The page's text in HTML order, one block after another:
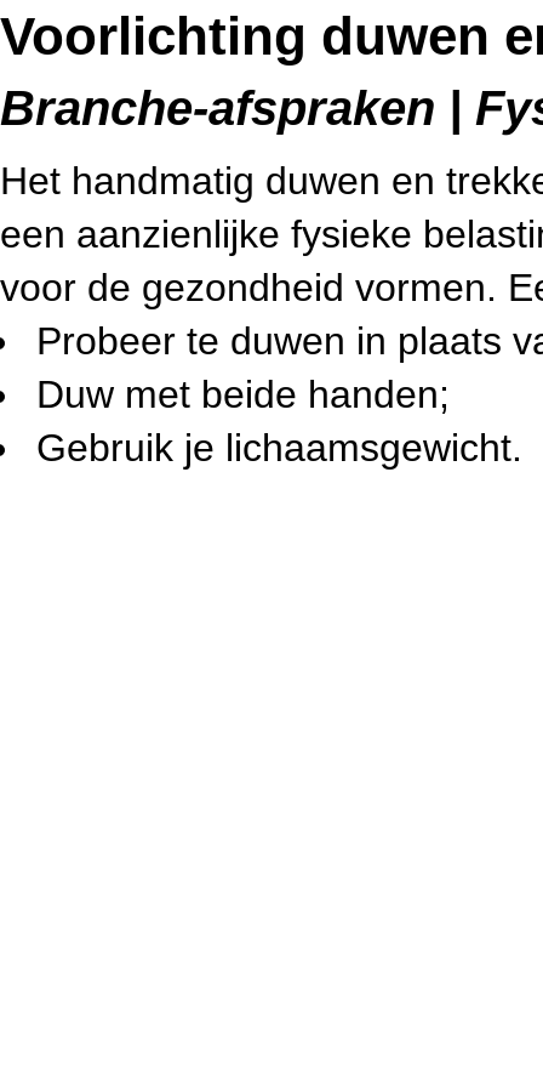
Voorlichting duwen
Branche-afspraken |
Het handmatig duwen en
een aanzienlijke fysieke
voor de gezondheid vormen.
Probeer te duwen in plaats
Duw met beide handen;
Gebruik je lichaamsgewicht.